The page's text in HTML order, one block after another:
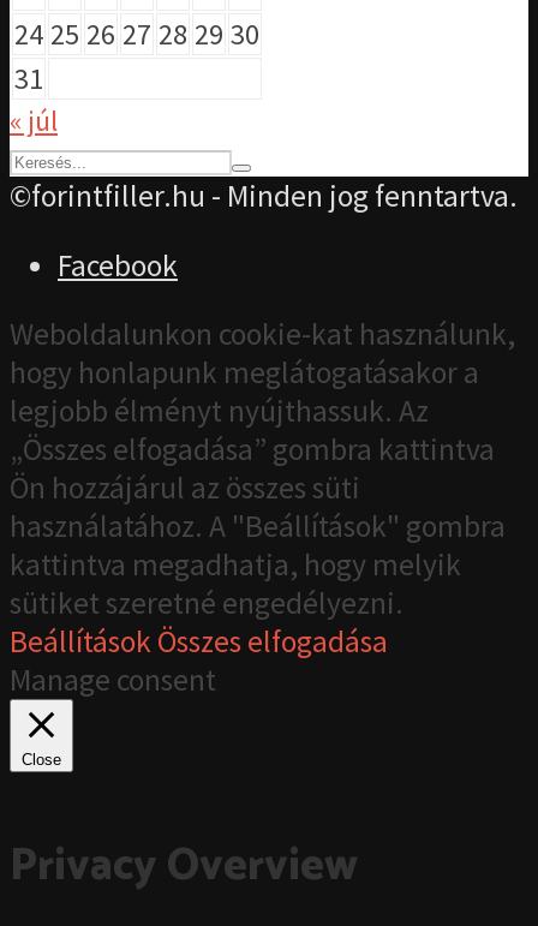
24 25 26 27 28 29 30
31
« júl
©forintfiller.hu - Minden jog fenntartva.
Facebook
Weboldalunkon cookie-kat használunk,
hogy honlapunk meglátogatásakor a
legjobb élményt nyújthassuk. Az
„Összes elfogadása” gombra kattintva
Ön hozzájárul az összes süti
használatához. A "Beállítások" gombra
kattintva megadhatja, hogy melyik
sütiket szeretné engedélyezni.
BeállításokÖsszes elfogadása
Manage consent
Close
Privacy Overview